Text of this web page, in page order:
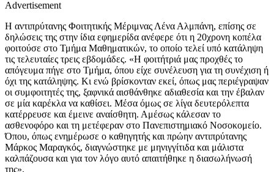
Advertisement
Η αντιπρύτανης Φοιτητικής Μέριμνας Λένα Αλμπάνη, επίσης σε
δηλώσεις της στην ίδια εφημερίδα ανέφερε ότι η 20χρονη κοπέλα
φοιτούσε στο Τμήμα Μαθηματικών, το οποίο τελεί υπό κατάληψη
τις τελευταίες τρεις εβδομάδες. «Η φοιτήτριά μας προχθές το
απόγευμα πήγε στο Τμήμα, όπου είχε συνέλευση για τη συνέχιση ή
όχι της κατάληψης. Κι ενώ βρίσκονταν εκεί, όπως μας περιέγραψαν
οι συμφοιτητές της, ξαφνικά αισθάνθηκε αδιαθεσία και την έβαλαν
σε μία καρέκλα να καθίσει. Μέσα όμως σε λίγα δευτερόλεπτα
κατέρρευσε και έμεινε αναίσθητη. Αμέσως κάλεσαν το
ασθενοφόρο και τη μετέφεραν στο Πανεπιστημιακό Νοσοκομείο.
Όπου, όπως ενημέρωσε ο καθηγητής και πρώην αντιπρύτανης
Μάρκος Μαραγκός, διαγνώστηκε με μηνιγγίτιδα και μάλιστα
καλπάζουσα και για τον λόγο αυτό απαιτήθηκε η διασωλήνωσή
της».